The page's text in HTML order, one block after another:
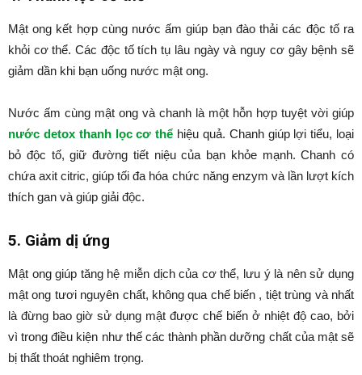
Mật ong kết hợp cùng nước ấm giúp bạn đào thải các độc tố ra
khỏi cơ thể. Các độc tố tích tụ lâu ngày và nguy cơ gây bệnh sẽ
giảm dần khi bạn uống nước mật ong.
Nước ấm cùng mật ong và chanh là một hỗn hợp tuyệt vời giúp
nước detox thanh lọc cơ thể hiệu quả. Chanh giúp lợi tiểu, loại
bỏ độc tố, giữ đường tiết niệu của bạn khỏe mạnh. Chanh có
chứa axit citric, giúp tối đa hóa chức năng enzym và lần lượt kích
thích gan và giúp giải độc.
5. Giảm dị ứng
Mật ong giúp tăng hệ miễn dịch của cơ thể, lưu ý là nên sử dụng
mật ong tươi nguyên chất, không qua chế biến , tiệt trùng và nhất
là đừng bao giờ sử dụng mật được chế biến ở nhiệt độ cao, bởi
vì trong điều kiện như thế các thành phần dưỡng chất của mật sẽ
bị thất thoát nghiêm trọng.